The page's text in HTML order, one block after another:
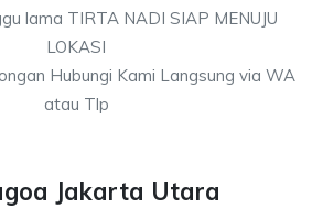
lama TIRTA NADI SIAP MENUJU
LOKASI
Hubungi Kami Langsung via WA
atau Tlp
Jakarta Utara